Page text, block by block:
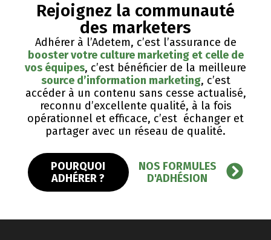
Rejoignez la communauté
des marketers
Adhérer à l’Adetem, c’est l’assurance de
booster votre culture marketing et celle de
vos équipes, c’est bénéficier de la meilleure
source d’information marketing, c’est
accéder à un contenu sans cesse actualisé,
reconnu d’excellente qualité, ​à la fois
opérationnel et efficace, c’est échanger et
partager avec un réseau de qualité.
POURQUOI
ADHÉRER ?
NOS FORMULES
D'ADHÉSION